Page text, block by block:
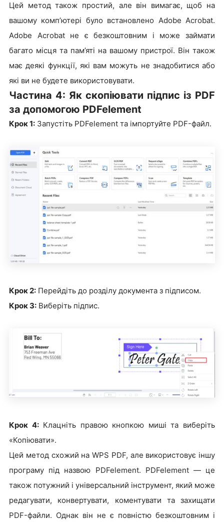
Цей метод також простий, але він вимагає, щоб на
вашому комп’ютері було встановлено Adobe Acrobat.
Adobe Acrobat не є безкоштовним і може займати
багато місця та пам’яті на вашому пристрої. Він також
має деякі функції, які вам можуть не знадобитися або
які ви не будете використовувати.
Частина 4: Як скопіювати підпис із PDF
за допомогою PDFelement
Крок 1: Запустіть PDFelement та імпортуйте PDF-файл.
Крок 2: Перейдіть до розділу документа з підписом.
Крок 3: Виберіть підпис.
Крок 4:Клацніть правою кнопкою миші та виберіть
«Копіювати».
Цей метод схожий на WPS PDF, але використовує іншу
програму під назвою PDFelement. PDFelement — це
також потужний і універсальний інструмент, який може
редагувати, конвертувати, коментувати та захищати
PDF-файли. Однак він не є повністю безкоштовним і